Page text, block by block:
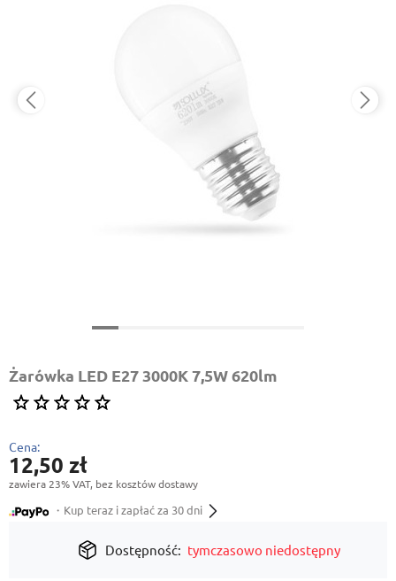
Żarówka LED E27 3000K 7,5W 620lm
Cena:
12,50 zł
zawiera 23% VAT, bez kosztów dostawy
・Kup teraz i zapłać za 30 dni
Dostępność: tymczasowo niedostępny